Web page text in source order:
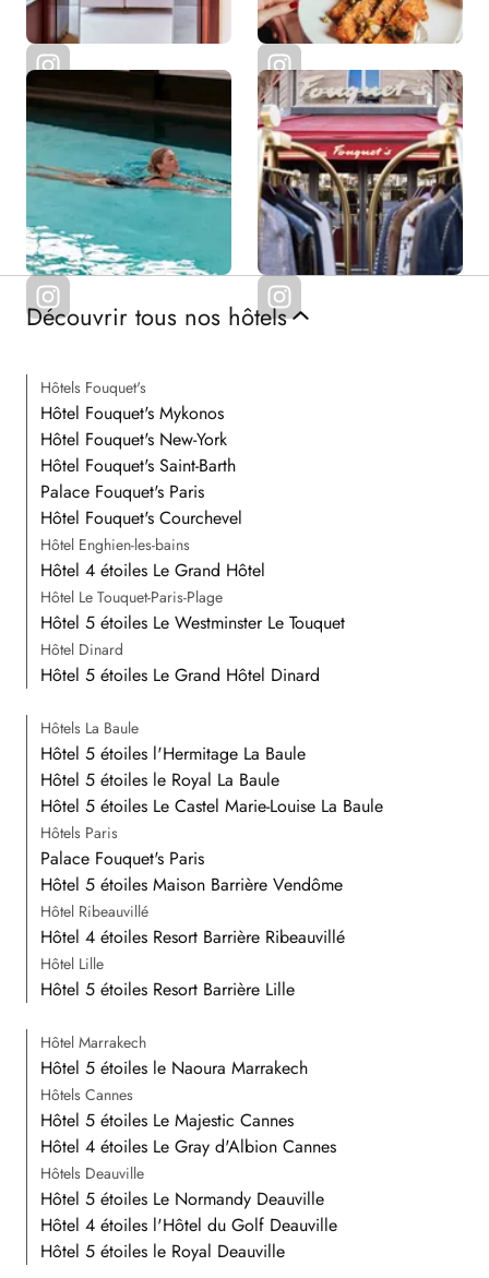
Découvrir tous nos hôtels
Hôtels Fouquet's
Hôtel Fouquet's Mykonos
Hôtel Fouquet's New-York
Hôtel Fouquet's Saint-Barth
Palace Fouquet's Paris
Hôtel Fouquet's Courchevel
Hôtel Enghien-les-bains
Hôtel 4 étoiles Le Grand Hôtel
Hôtel Le Touquet-Paris-Plage
Hôtel 5 étoiles Le Westminster Le Touquet
Hôtel Dinard
Hôtel 5 étoiles Le Grand Hôtel Dinard
Hôtels La Baule
Hôtel 5 étoiles l'Hermitage La Baule
Hôtel 5 étoiles le Royal La Baule
Hôtel 5 étoiles Le Castel Marie-Louise La Baule
Hôtels Paris
Palace Fouquet's Paris
Hôtel 5 étoiles Maison Barrière Vendôme
Hôtel Ribeauvillé
Hôtel 4 étoiles Resort Barrière Ribeauvillé
Hôtel Lille
Hôtel 5 étoiles Resort Barrière Lille
Hôtel Marrakech
Hôtel 5 étoiles le Naoura Marrakech
Hôtels Cannes
Hôtel 5 étoiles Le Majestic Cannes
Hôtel 4 étoiles Le Gray d'Albion Cannes
Hôtels Deauville
Hôtel 5 étoiles Le Normandy Deauville
Hôtel 4 étoiles l'Hôtel du Golf Deauville
Hôtel 5 étoiles le Royal Deauville